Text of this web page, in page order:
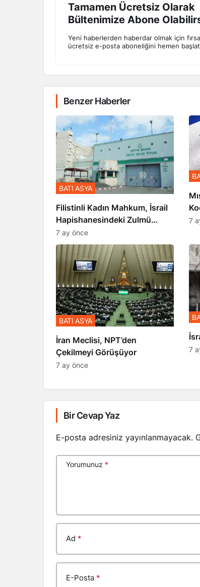
Tamamen Ücretsiz Olarak
Bültenimize Abone
Yeni haberlerden haberdar olmak için
ücretsiz e-posta aboneliğini hemen
Benzer Haberler
Filistinli Kadın Mahkum, İsrail
Hapishanesindeki Zulmü
Anlattı
BATI ASYA
7 ay önce
7
İran Meclisi, NPT’den
Çekilmeyi Görüşüyor
BATI ASYA
7 ay önce
7
Bir Cevap Yaz
E-posta adresiniz yayınlanmayacak.
Yorumunuz *
Ad *
E-Posta *